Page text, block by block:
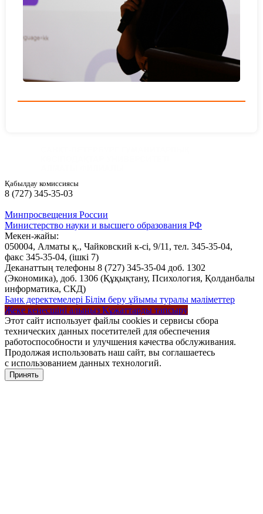
Қабылдау комиссиясы
8 (727) 345-35-03
Минпросвещения России
Министерство науки и высшего образования РФ
Мекен-жайы:
050004, Алматы қ., Чайковский к-сі, 9/11, тел. 345-35-04,
факс 345-35-04, (ішкі 7)
Деканаттың телефоны 8 (727) 345-35-04 доб. 1302
(Экономика), доб. 1306 (Құқықтану, Психология, Қолданбалы
информатика, СКД)
Банк деректемелері Білім беру ұйымы туралы мәліметтер
Жеке кеңесшіні алыңыз Құжаттарды тапсыру
Этот сайт использует файлы cookies и сервисы сбора
технических данных посетителей для обеспечения
работоспособности и улучшения качества обслуживания.
Продолжая использовать наш сайт, вы соглашаетесь
с использованием данных технологий.
Принять